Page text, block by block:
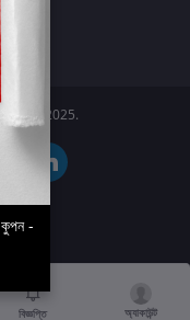
2025.
বিজ্ঞপ্তি অ্যাকাউন্ট
কুপন -